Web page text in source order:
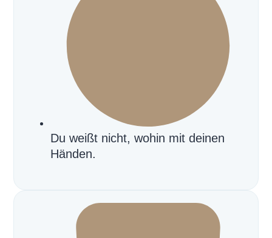
Du weißt nicht, wohin mit deinen
Händen.